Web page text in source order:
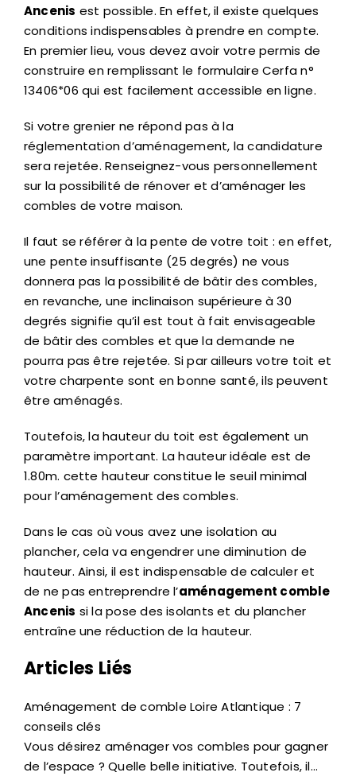
Ancenis est possible. En effet, il existe quelques
conditions indispensables à prendre en compte.
En premier lieu, vous devez avoir votre permis de
construire en remplissant le formulaire Cerfa n°
13406*06 qui est facilement accessible en ligne.
Si votre grenier ne répond pas à la
réglementation d’aménagement, la candidature
sera rejetée. Renseignez-vous personnellement
sur la possibilité de rénover et d’aménager les
combles de votre maison.
Il faut se référer à la pente de votre toit : en effet,
une pente insuffisante (25 degrés) ne vous
donnera pas la possibilité de bâtir des combles,
en revanche, une inclinaison supérieure à 30
degrés signifie qu’il est tout à fait envisageable
de bâtir des combles et que la demande ne
pourra pas être rejetée. Si par ailleurs votre toit et
votre charpente sont en bonne santé, ils peuvent
être aménagés.
Toutefois, la hauteur du toit est également un
paramètre important. La hauteur idéale est de
1.80m. cette hauteur constitue le seuil minimal
pour l’aménagement des combles.
Dans le cas où vous avez une isolation au
plancher, cela va engendrer une diminution de
hauteur. Ainsi, il est indispensable de calculer et
de ne pas entreprendre l’aménagement comble
Ancenis si la pose des isolants et du plancher
entraîne une réduction de la hauteur.
Articles Liés
Aménagement de comble Loire Atlantique : 7
conseils clés
Vous désirez aménager vos combles pour gagner
de l’espace ? Quelle belle initiative. Toutefois, il…